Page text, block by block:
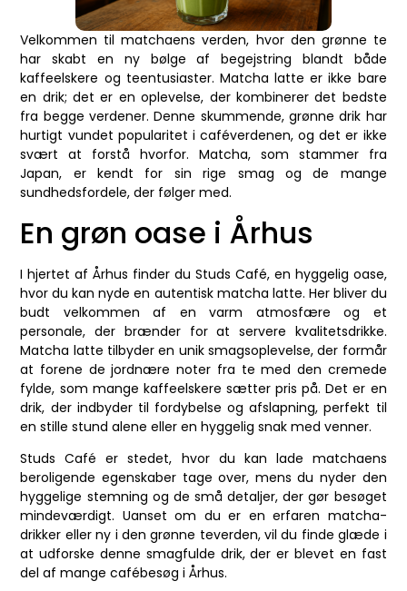
Velkommen til matchaens verden, hvor den grønne te
har skabt en ny bølge af begejstring blandt både
kaffeelskere og teentusiaster. Matcha latte er ikke bare
en drik; det er en oplevelse, der kombinerer det bedste
fra begge verdener. Denne skummende, grønne drik har
hurtigt vundet popularitet i caféverdenen, og det er ikke
svært at forstå hvorfor. Matcha, som stammer fra
Japan, er kendt for sin rige smag og de mange
sundhedsfordele, der følger med.
En grøn oase i Århus
I hjertet af Århus finder du Studs Café, en hyggelig oase,
hvor du kan nyde en autentisk matcha latte. Her bliver du
budt velkommen af en varm atmosfære og et
personale, der brænder for at servere kvalitetsdrikke.
Matcha latte tilbyder en unik smagsoplevelse, der formår
at forene de jordnære noter fra te med den cremede
fylde, som mange kaffeelskere sætter pris på. Det er en
drik, der indbyder til fordybelse og afslapning, perfekt til
en stille stund alene eller en hyggelig snak med venner.
Studs Café er stedet, hvor du kan lade matchaens
beroligende egenskaber tage over, mens du nyder den
hyggelige stemning og de små detaljer, der gør besøget
mindeværdigt. Uanset om du er en erfaren matcha-
drikker eller ny i den grønne teverden, vil du finde glæde i
at udforske denne smagfulde drik, der er blevet en fast
del af mange cafébesøg i Århus.